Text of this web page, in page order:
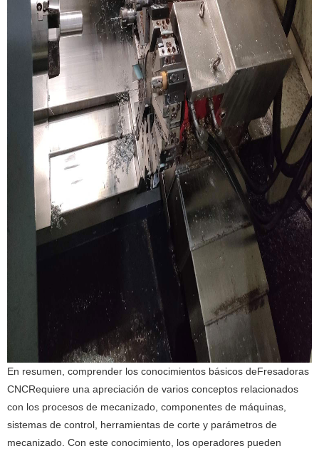
En resumen, comprender los conocimientos básicos deFresadoras
CNCRequiere una apreciación de varios conceptos relacionados
con los procesos de mecanizado, componentes de máquinas,
sistemas de control, herramientas de corte y parámetros de
mecanizado. Con este conocimiento, los operadores pueden